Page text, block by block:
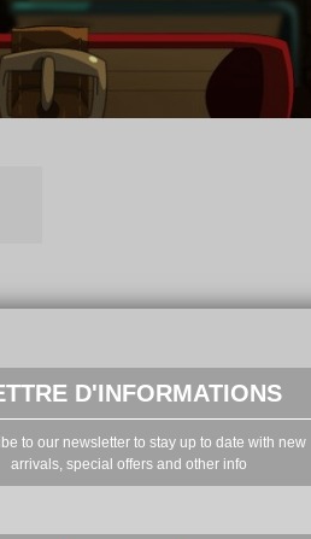
D'INFORMATIONS
to our newsletter to stay up to date with new
arrivals, special offers and other info